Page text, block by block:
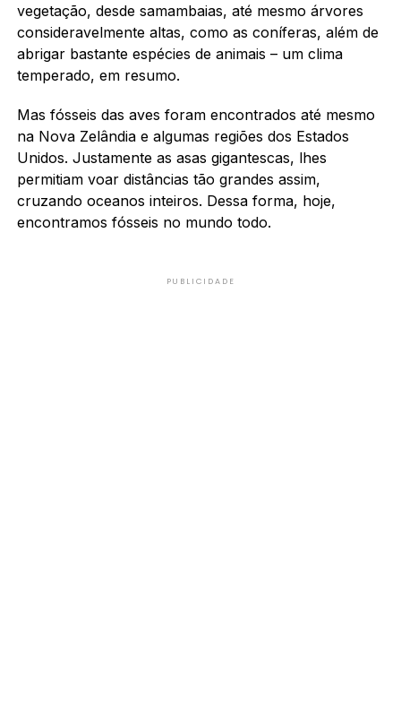
vegetação, desde samambaias, até mesmo árvores
consideravelmente altas, como as coníferas, além de
abrigar bastante espécies de animais – um clima
temperado, em resumo.
Mas fósseis das aves foram encontrados até mesmo
na Nova Zelândia e algumas regiões dos Estados
Unidos. Justamente as asas gigantescas, lhes
permitiam voar distâncias tão grandes assim,
cruzando oceanos inteiros. Dessa forma, hoje,
encontramos fósseis no mundo todo.
PUBLICIDADE